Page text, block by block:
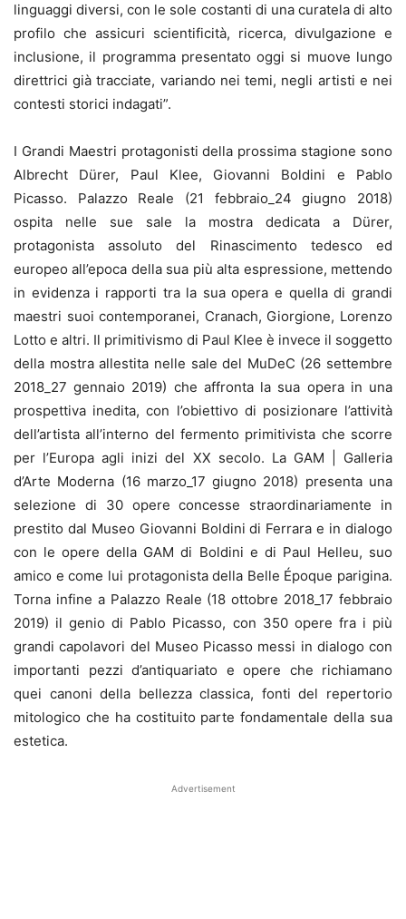
linguaggi diversi, con le sole costanti di una curatela di alto
profilo che assicuri scientificità, ricerca, divulgazione e
inclusione, il programma presentato oggi si muove lungo
direttrici già tracciate, variando nei temi, negli artisti e nei
contesti storici indagati”.
I Grandi Maestri protagonisti della prossima stagione sono
Albrecht Dürer, Paul Klee, Giovanni Boldini e Pablo
Picasso. Palazzo Reale (21 febbraio_24 giugno 2018)
ospita nelle sue sale la mostra dedicata a Dürer,
protagonista assoluto del Rinascimento tedesco ed
europeo all’epoca della sua più alta espressione, mettendo
in evidenza i rapporti tra la sua opera e quella di grandi
maestri suoi contemporanei, Cranach, Giorgione, Lorenzo
Lotto e altri. Il primitivismo di Paul Klee è invece il soggetto
della mostra allestita nelle sale del MuDeC (26 settembre
2018_27 gennaio 2019) che affronta la sua opera in una
prospettiva inedita, con l’obiettivo di posizionare l’attività
dell’artista all’interno del fermento primitivista che scorre
per l’Europa agli inizi del XX secolo. La GAM | Galleria
d’Arte Moderna (16 marzo_17 giugno 2018) presenta una
selezione di 30 opere concesse straordinariamente in
prestito dal Museo Giovanni Boldini di Ferrara e in dialogo
con le opere della GAM di Boldini e di Paul Helleu, suo
amico e come lui protagonista della Belle Époque parigina.
Torna infine a Palazzo Reale (18 ottobre 2018_17 febbraio
2019) il genio di Pablo Picasso, con 350 opere fra i più
grandi capolavori del Museo Picasso messi in dialogo con
importanti pezzi d’antiquariato e opere che richiamano
quei canoni della bellezza classica, fonti del repertorio
mitologico che ha costituito parte fondamentale della sua
estetica.
Advertisement